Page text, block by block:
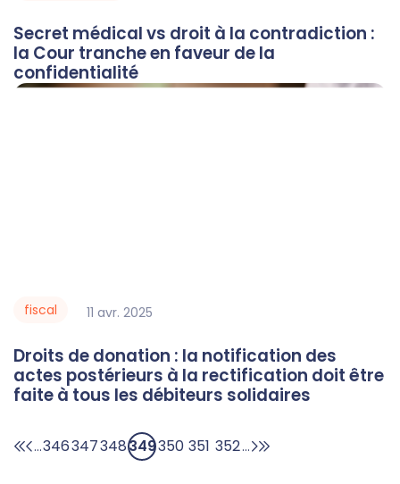
Secret médical vs droit à la contradiction :
la Cour tranche en faveur de la
confidentialité
Droits de donation : la notification des
actes postérieurs à la rectification doit être
faite à tous les débiteurs solidaires
11 avr. 2025
fiscal
...346347348349350 351 352...